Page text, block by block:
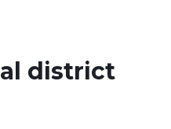
district